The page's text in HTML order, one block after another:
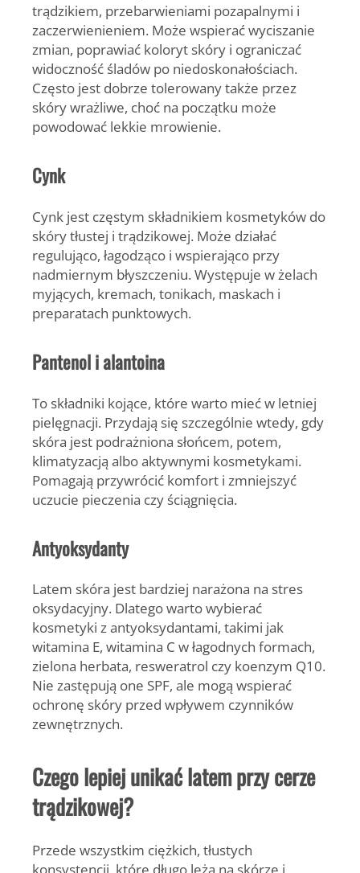
trądzikiem, przebarwieniami pozapalnymi i
zaczerwienieniem. Może wspierać wyciszanie
zmian, poprawiać koloryt skóry i ograniczać
widoczność śladów po niedoskonałościach.
Często jest dobrze tolerowany także przez
skóry wrażliwe, choć na początku może
powodować lekkie mrowienie.
Cynk
Cynk jest częstym składnikiem kosmetyków do
skóry tłustej i trądzikowej. Może działać
regulująco, łagodząco i wspierająco przy
nadmiernym błyszczeniu. Występuje w żelach
myjących, kremach, tonikach, maskach i
preparatach punktowych.
Pantenol i alantoina
To składniki kojące, które warto mieć w letniej
pielęgnacji. Przydają się szczególnie wtedy, gdy
skóra jest podrażniona słońcem, potem,
klimatyzacją albo aktywnymi kosmetykami.
Pomagają przywrócić komfort i zmniejszyć
uczucie pieczenia czy ściągnięcia.
Antyoksydanty
Latem skóra jest bardziej narażona na stres
oksydacyjny. Dlatego warto wybierać
kosmetyki z antyoksydantami, takimi jak
witamina E, witamina C w łagodnych formach,
zielona herbata, resweratrol czy koenzym Q10.
Nie zastępują one SPF, ale mogą wspierać
ochronę skóry przed wpływem czynników
zewnętrznych.
Czego lepiej unikać latem przy cerze
trądzikowej?
Przede wszystkim ciężkich, tłustych
konsystencji, które długo leżą na skórze i